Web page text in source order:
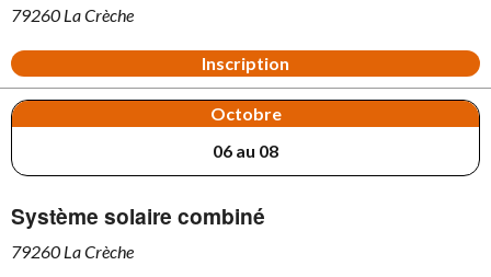
79260 La Crèche
Inscription
Octobre
06 au 08
Système solaire combiné
79260 La Crèche